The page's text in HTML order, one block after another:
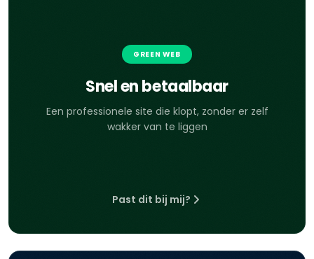
GREEN WEB
Snel en betaalbaar
Een professionele site die klopt, zonder er zelf
wakker van te liggen
Past dit bij mij?